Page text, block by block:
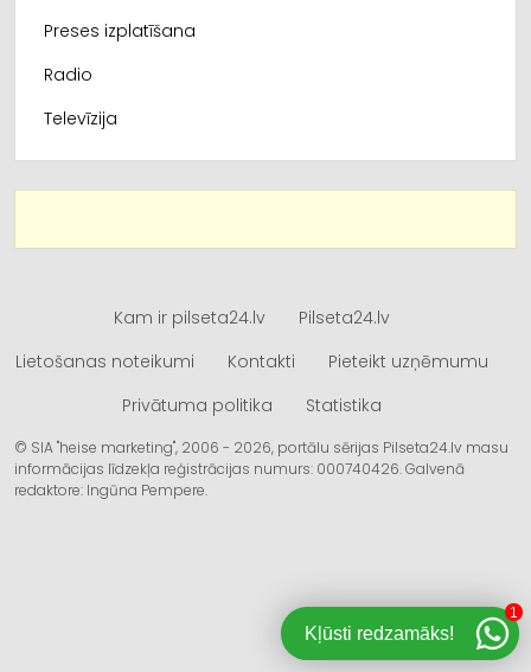
Preses izplatīšana
Radio
Televīzija
Kam ir pilseta24.lv
Pilseta24.lv
Lietošanas noteikumi
Kontakti
Pieteikt uzņēmumu
Privātuma politika
Statistika
© SIA "heise marketing", 2006 - 2026, portālu sērijas Pilseta24.lv masu
informācijas līdzekļa reģistrācijas numurs: 000740426. Galvenā
redaktore: Ingūna Pempere.
Kļūsti redzamāks!
1